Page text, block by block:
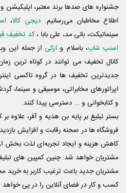
جشنواره های صدها برند معتبر، اپلیکیشن
اطلاع مخاطبان می‌رسانیم. دیجی کالا،
سینماتیکت، بانی مد، علی‌ بابا ،کد تخفیف
اسنپ شاپ، باسلام و ازکی از جمله این
کانال تخفیف می توانند در کوتاه ترین
جدیدترین تخفیف ها در گروه تاکسی
اپراتورهای مخابراتی، موسیقی و سینما،
و کتابخوانی و ... دسترسی پیدا کنند.
بستر تبلیغ بر پایه بن هدیه و آفر، علاوه
فروشگاه ها در صحنه رقابت و افزایش
کاهش هزینه و ایجاد تجربه‌ای لذت بخش
مشتریان خواهد شد. چنین کمپین های
مشتریان جدید باعث ترغیب کاربر به
کسب و کار در فضای آنلاین را در پی